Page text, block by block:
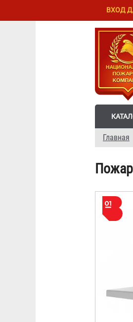
Перейти к
Skip to
Главная
ВХОД